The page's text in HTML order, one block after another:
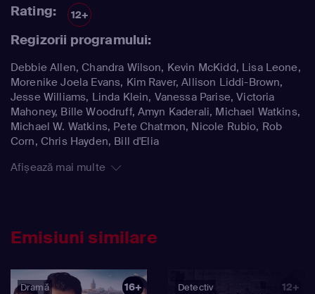
Rating: 12+
Regizorii programului:
Debbie Allen, Chandra Wilson, Kevin McKidd, Lisa Leone,
Morenike Joela Evans, Kim Raver, Allison Liddi-Brown,
Jesse Williams, Linda Klein, Vanessa Parise, Victoria
Mahoney, Bille Woodruff, Amyn Kaderali, Michael Watkins,
Michael W. Watkins, Pete Chatmon, Nicole Rubio, Rob
Corn, Chris Hayden, Bill d'Elia
Afișează mai multe
Emisiuni similare
Dramă
16+
Detectiv
12+